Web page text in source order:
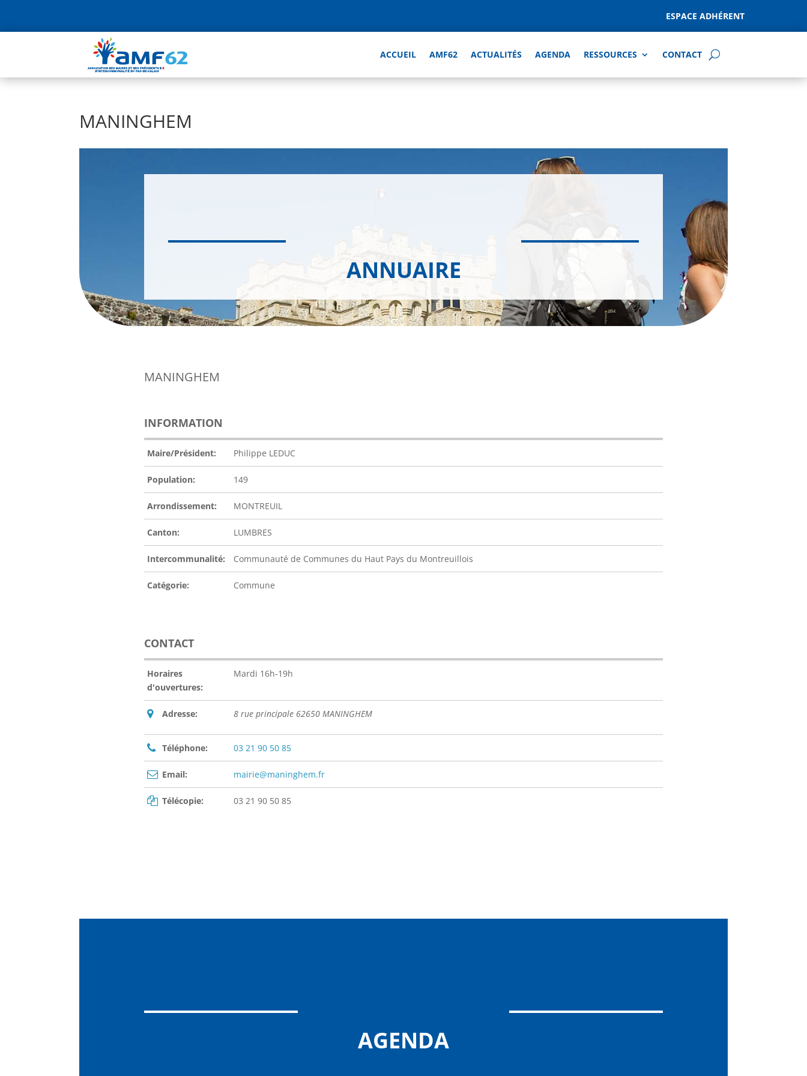
ESPACE ADHÉRENT
ACCUEIL AMF62 ACTUALITÉS AGENDA RESSOURCES CONTACT
MANINGHEM
ANNUAIRE
MANINGHEM
INFORMATION
Maire/Président: Philippe LEDUC
Population: 149
Arrondissement: MONTREUIL
Canton: LUMBRES
Intercommunalité: Communauté de Communes du Haut Pays du Montreuillois
Catégorie: Commune
CONTACT
Horaires
d'ouvertures:
Mardi 16h-19h
Adresse: 8 rue principale 62650 MANINGHEM
Téléphone: 03 21 90 50 85
Email: mairie@maninghem.fr
Télécopie: 03 21 90 50 85
AGENDA